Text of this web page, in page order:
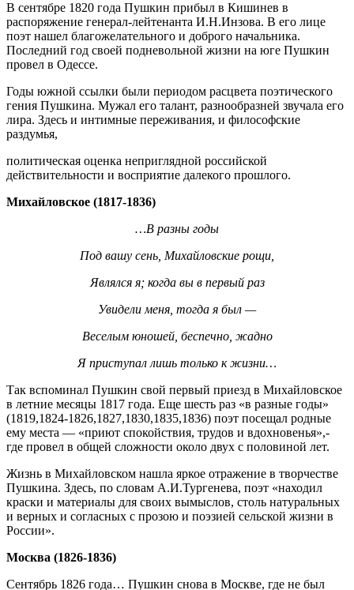
В сентябре 1820 года Пушкин прибыл в Кишинев в
распоряжение генерал-лейтенанта И.Н.Инзова. В его лице
поэт нашел благожелательного и доброго начальника.
Последний год своей подневольной жизни на юге Пушкин
провел в Одессе.
Годы южной ссылки были периодом расцвета поэтического
гения Пушкина. Мужал его талант, разнообразней звучала его
лира. Здесь и интимные переживания, и философские
раздумья,
политическая оценка неприглядной российской
действительности и восприятие далекого прошлого.
Михайловское (1817-1836)
…В разны годы
Под вашу сень, Михайловские рощи,
Являлся я; когда вы в первый раз
Увидели меня, тогда я был —
Веселым юношей, беспечно, жадно
Я приступал лишь только к жизни…
Так вспоминал Пушкин свой первый приезд в Михайловское
в летние месяцы 1817 года. Еще шесть раз «в разные годы»
(1819,1824-1826,1827,1830,1835,1836) поэт посещал родные
ему места — «приют спокойствия, трудов и вдохновенья»,-
где провел в общей сложности около двух с половиной лет.
Жизнь в Михайловском нашла яркое отражение в творчестве
Пушкина. Здесь, по словам А.И.Тургенева, поэт «находил
краски и материалы для своих вымыслов, столь натуральных
и верных и согласных с прозою и поэзией сельской жизни в
России».
Москва (1826-1836)
Сентябрь 1826 года… Пушкин снова в Москве, где не был